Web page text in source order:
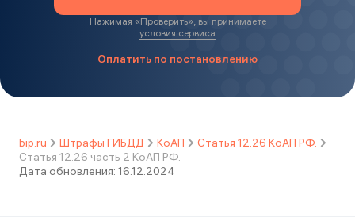
Нажимая «Проверить», вы принимаете
условия сервиса
Оплатить по постановлению
bip.ru Штрафы ГИБДД КоАП
Статья 12.26 КоАП РФ.
Статья 12.26 часть 2 КоАП РФ.
Дата обновления: 16.12.2024